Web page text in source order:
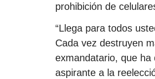
prohibición de
“Llega para todos
Cada vez destruyen
exmandatario, que
aspirante a la